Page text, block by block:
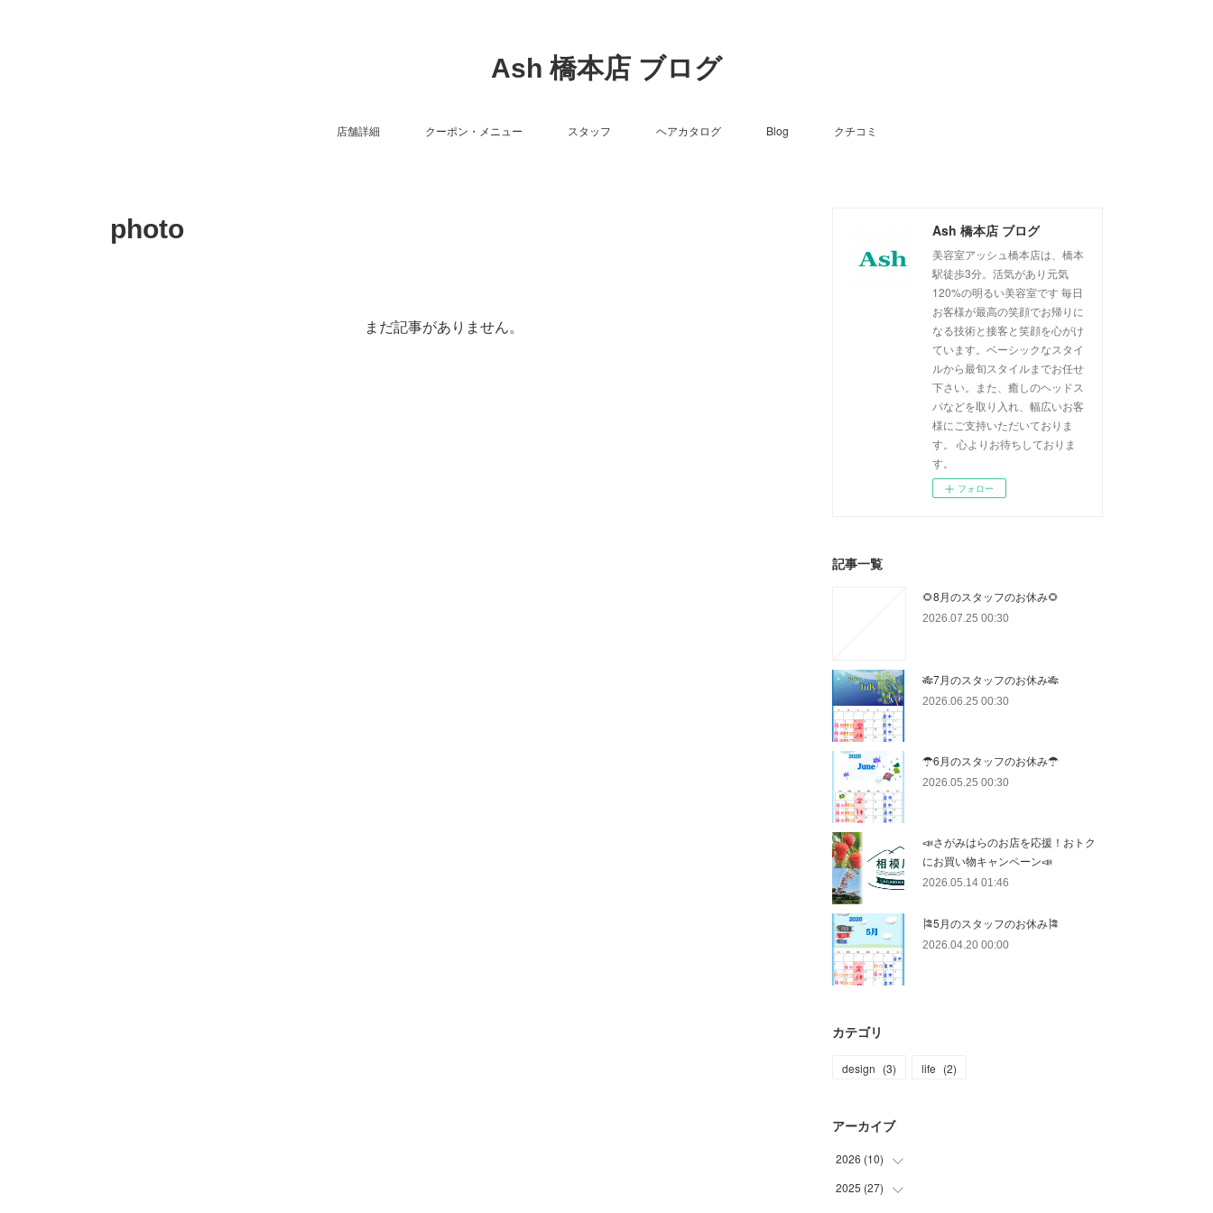
Ash 橋本店 ブログ
店舗詳細 クーポン・メニュー スタッフ ヘアカタログ Blog クチコミ
photo
まだ記事がありません。
Ash 橋本店 ブログ
美容室アッシュ橋本店は、橋本
駅徒歩3分。活気があり元気
120%の明るい美容室です 毎日
お客様が最高の笑顔でお帰りに
なる技術と接客と笑顔を心がけ
ています。ベーシックなスタイ
ルから最旬スタイルまでお任せ
下さい。また、癒しのヘッドス
パなどを取り入れ、幅広いお客
様にご支持いただいておりま
す。 心よりお待ちしておりま
す。
フォロー
記事一覧
🌻8月のスタッフのお休み🌻
2026.07.25 00:30
🎋7月のスタッフのお休み🎋
2026.06.25 00:30
☂6月のスタッフのお休み☂
2026.05.25 00:30
📣さがみはらのお店を応援！おトク
にお買い物キャンペーン📣
2026.05.14 01:46
🎏5月のスタッフのお休み🎏
2026.04.20 00:00
カテゴリ
design (3) life (2)
アーカイブ
2026 (10)
(1
2025 (27)